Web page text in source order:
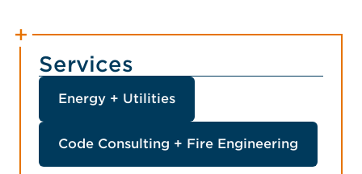
Services
Energy + Utilities
Code Consulting + Fire Engineering